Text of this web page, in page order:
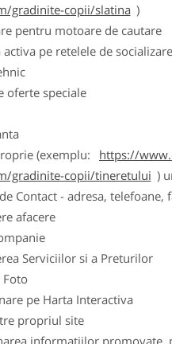
gradinite-copii/slatina )
pentru motoare de cautare
activa pe retelele de socializare
oferte speciale
(exemplu:
https://
gradinite-copii/tineretului )
Contact - adresa, telefoane,
afacere
Serviciilor si a Preturilor
Foto
pe Harta Interactiva
propriul site
informatiilor promovate,